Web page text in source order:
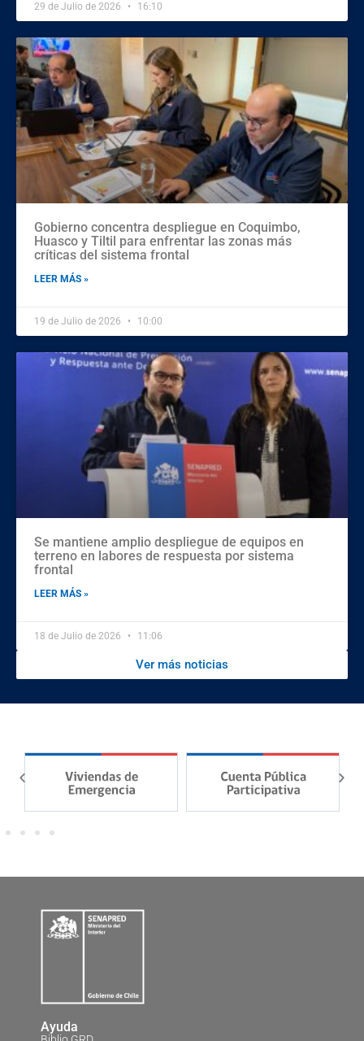
29 de Julio de 2026 16:10
Gobierno concentra despliegue en Coquimbo,
Huasco y Tiltil para enfrentar las zonas más
críticas del sistema frontal
LEER MÁS »
19 de Julio de 2026 10:00
Se mantiene amplio despliegue de equipos en
terreno en labores de respuesta por sistema
frontal
LEER MÁS »
18 de Julio de 2026 11:06
Ver más noticias
Ayuda